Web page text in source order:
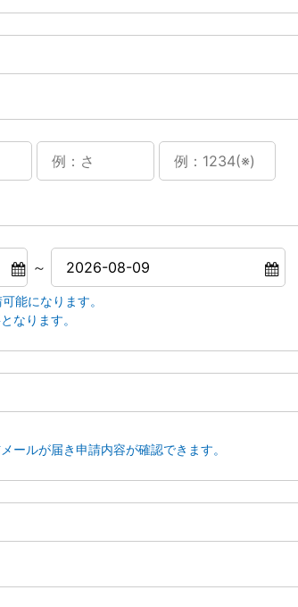
～
能になります。
なります。
ールが届き申請内容が確認できます。